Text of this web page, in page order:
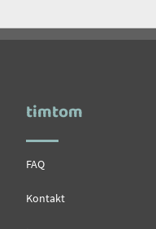
timtom
FAQ
Kontakt